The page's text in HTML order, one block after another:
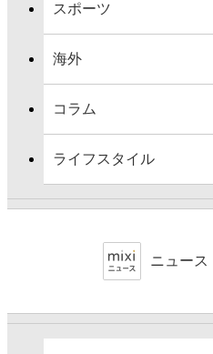
スポーツ
海外
コラム
ライフスタイル
ニュース